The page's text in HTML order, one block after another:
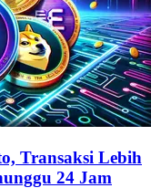
Transaksi Lebih
24 Jam